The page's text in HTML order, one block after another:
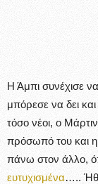
Η Άμπι συνέχισε να
μπόρεσε να δει
τόσο νέοι, ο
πρόσωπό του και
πάνω στον άλλο,
ευτυχισμένα…..